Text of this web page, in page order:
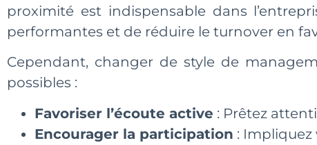
proximité est indispensable dans
performantes et de réduire le turnover en
Cependant, changer de style de
possibles :
Favoriser l’écoute active : Prêtez
Encourager la participation : Impliquez